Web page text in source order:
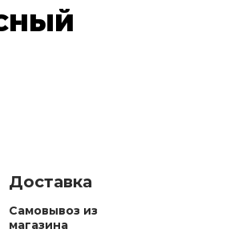
Доставка
Самовывоз из
магазина